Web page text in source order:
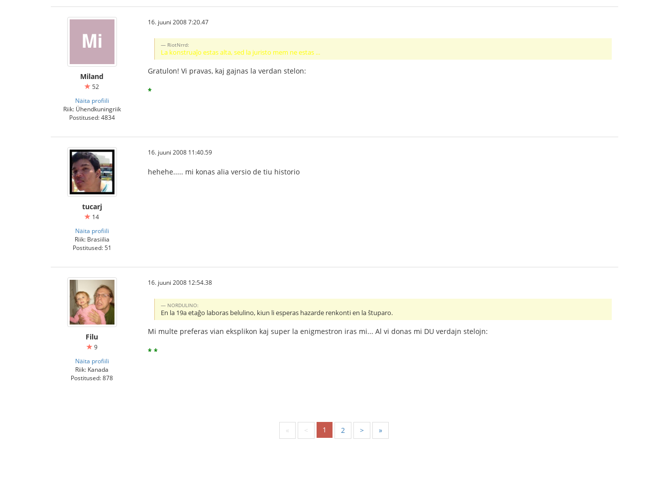
Miland
52
Näita profiili
Riik: Ühendkuningriik
Postitused: 4834
16. juuni 2008 7:20.47
RiotNrrd:
La konstruaĵo estas alta, sed la juristo mem ne estas ...
Gratulon! Vi pravas, kaj gajnas la verdan stelon:
*
tucarj
14
Näita profiili
Riik: Brasiilia
Postitused: 51
16. juuni 2008 11:40.59
hehehe..... mi konas alia versio de tiu historio
Filu
9
Näita profiili
Riik: Kanada
Postitused: 878
16. juuni 2008 12:54.38
NORDULINO:
En la 19a etaĝo laboras belulino, kiun li esperas hazarde renkonti en la ŝtuparo.
Mi multe preferas vian eksplikon kaj super la enigmestron iras mi... Al vi donas mi DU verdajn stelojn:
* *
« < 1 2 > »